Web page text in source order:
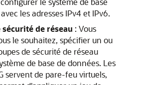
les adresses IPv4 et IPv6.
sécurité de réseau : Vous
le souhaitez, spécifier un ou
de sécurité de réseau
de base de données. Les
servent de pare-feu virtuels,